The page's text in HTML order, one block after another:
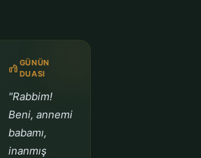
GÜNÜN
DUASI
"Rabbim!
Beni, annemi
babamı,
inanmış